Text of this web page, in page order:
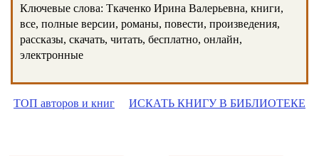
Ключевые слова: Ткаченко Ирина Валерьевна, книги,
все, полные версии, романы, повести, произведения,
рассказы, скачать, читать, бесплатно, онлайн,
электронные
ТОП авторов и книг ИСКАТЬ КНИГУ В БИБЛИОТЕКЕ